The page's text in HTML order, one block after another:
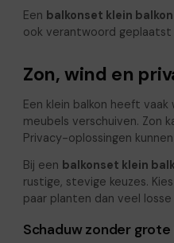
Een balkonset klein balkon
ook verantwoord geplaatst
Zon, wind en
Een klein balkon heeft
meubels verschuiven. Zon
Privacy-oplossingen
Bij een balkonset klein
rustige, stevige keuzes.
paar planten dan veel losse
Schaduw zonder